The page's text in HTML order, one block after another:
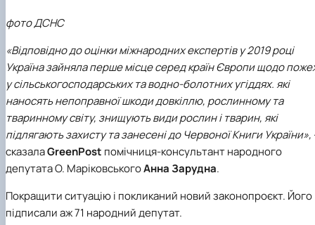
фото ДСНС
«Відповідно до оцінки міжнародних експертів у 2019 році
Україна зайняла перше місце серед країн Європи щодо
у сільськогосподарських та водно-болотних угіддях. які
наносять непоправної шкоди довкіллю, рослинному та
тваринному світу, знищують види рослин і тварин, які
підлягають захисту та занесені до Червоної Книги України»,
сказалаGreenPost помічниця-консультант народного
депутата О. МаріковськогоАнна Зарудна.
Покращити ситуацію і покликаний новий законопроєкт. Його
підписали аж 71 народний депутат.